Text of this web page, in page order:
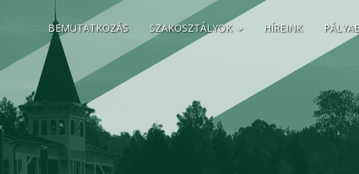
BEMUTATKOZÁS SZAKOSZTÁLYOK HÍREINK